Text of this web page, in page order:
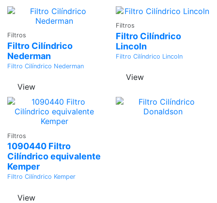
Filtros
Filtro Cilíndrico
Nederman
Filtro Cilíndrico Nederman
View
Filtros
Filtro Cilíndrico
Lincoln
Filtro Cilíndrico Lincoln
View
Adicionar
Filtros
1090440 Filtro
Cilíndrico equivalente
Kemper
Filtro Cilíndrico Kemper
View